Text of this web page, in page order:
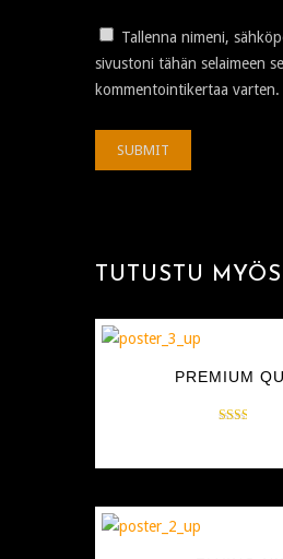
Tallenna nimeni,
sivustoni tähän selaimeen
kommentointikertaa varten.
TUTUSTU MYÖS
PREMIUM